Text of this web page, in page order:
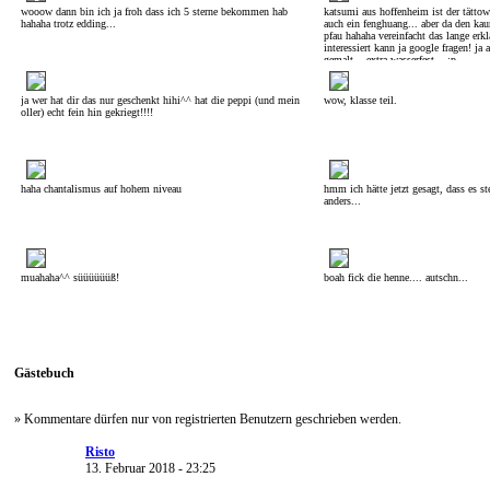
wooow dann bin ich ja froh dass ich 5 sterne bekommen hab
hahaha trotz edding...
katsumi aus hoffenheim ist der
auch ein fenghuang... aber da den
pfau hahaha vereinfacht das lange
interessiert kann ja google fragen! ja
gemalt... extra wasserfest....:p
ja wer hat dir das nur geschenkt hihi^^ hat die peppi (und mein
oller) echt fein hin gekriegt!!!!
wow, klasse teil.
haha chantalismus auf hohem niveau
hmm ich hätte jetzt gesagt, dass es
anders...
muahaha^^ süüüüüüß! boah fick die henne.... autschn...
Gästebuch
» Kommentare dürfen nur von registrierten Benutzern geschrieben werden.
Risto
13. Februar 2018 - 23:25